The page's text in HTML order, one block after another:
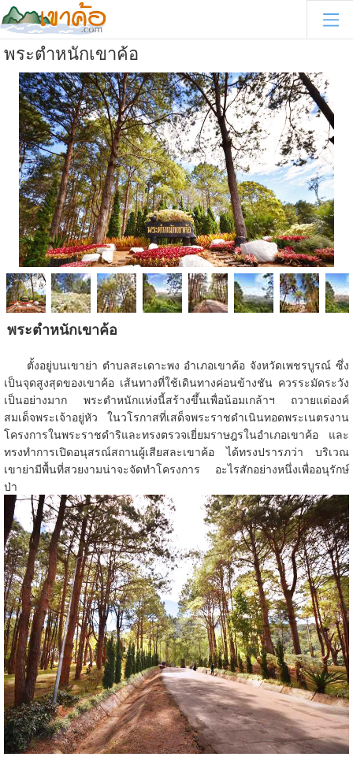
พระตำหนักเขาค้อ
พระตำหนักเขาค้อ
ตั้งอยู่บนเขาย่า ตำบลสะเดาะพง อำเภอเขาค้อ จังหวัดเพชรบูรณ์ ซึ่ง
เป็นจุดสูงสุดของเขาค้อ เส้นทางที่ใช้เดินทางค่อนข้างชัน ควรระมัดระวัง
เป็นอย่างมาก พระตำหนักแห่งนี้สร้างขึ้นเพื่อน้อมเกล้าฯ ถวายแด่องค์
สมเด็จพระเจ้าอยู่หัว ในวโรกาสที่เสด็จพระราชดำเนินทอดพระเนตรงาน
โครงการในพระราชดำริและทรงตรวจเยี่ยมราษฎรในอำเภอเขาค้อ และ
ทรงทำการเปิดอนุสรณ์สถานผู้เสียสละเขาค้อ ได้ทรงปรารภว่า บริเวณ
เขาย่ามีพื้นที่สวยงามน่าจะจัดทำโครงการ อะไรสักอย่างหนึ่งเพื่ออนุรักษ์
ป่า